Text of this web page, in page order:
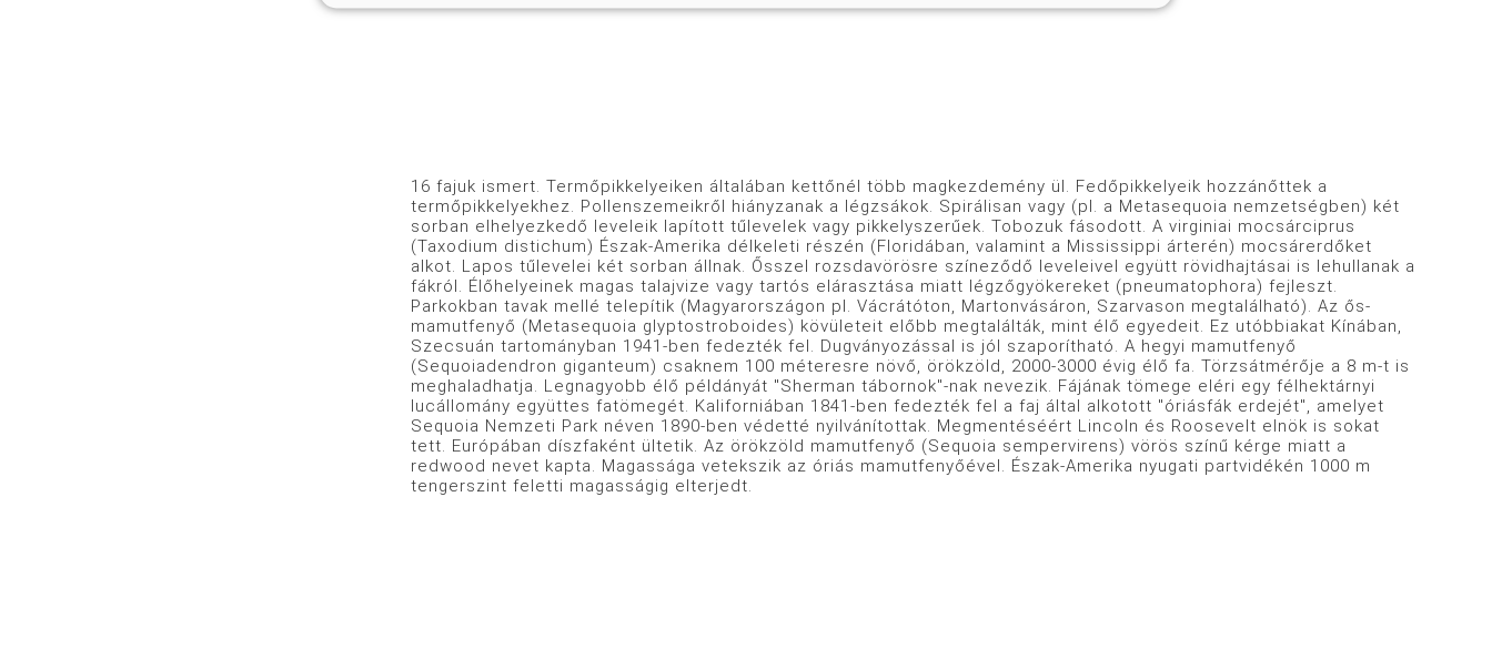
16 fajuk ismert. Termőpikkelyeiken általában kettőnél több magkezdemény ül. Fedőpikkelyeik hozzánőttek a
termőpikkelyekhez. Pollenszemeikről hiányzanak a légzsákok. Spirálisan vagy (pl. a Metasequoia nemzetségben) két
sorban elhelyezkedő leveleik lapított tűlevelek vagy pikkelyszerűek. Tobozuk fásodott. A virginiai mocsárciprus
(Taxodium distichum) Észak-Amerika délkeleti részén (Floridában, valamint a Mississippi árterén) mocsárerdőket
alkot. Lapos tűlevelei két sorban állnak. Ősszel rozsdavörösre színeződő leveleivel együtt rövidhajtásai is lehullanak a
fákról. Élőhelyeinek magas talajvize vagy tartós elárasztása miatt légzőgyökereket (pneumatophora) fejleszt.
Parkokban tavak mellé telepítik (Magyarországon pl. Vácrátóton, Martonvásáron, Szarvason megtalálható). Az ős-
mamutfenyő (Metasequoia glyptostroboides) kövületeit előbb megtalálták, mint élő egyedeit. Ez utóbbiakat Kínában,
Szecsuán tartományban 1941-ben fedezték fel. Dugványozással is jól szaporítható. A hegyi mamutfenyő
(Sequoiadendron giganteum) csaknem 100 méteresre növő, örökzöld, 2000-3000 évig élő fa. Törzsátmérője a 8 m-t is
meghaladhatja. Legnagyobb élő példányát "Sherman tábornok"-nak nevezik. Fájának tömege eléri egy félhektárnyi
lucállomány együttes fatömegét. Kaliforniában 1841-ben fedezték fel a faj által alkotott "óriásfák erdejét", amelyet
Sequoia Nemzeti Park néven 1890-ben védetté nyilvánítottak. Megmentéséért Lincoln és Roosevelt elnök is sokat
tett. Európában díszfaként ültetik. Az örökzöld mamutfenyő (Sequoia sempervirens) vörös színű kérge miatt a
redwood nevet kapta. Magassága vetekszik az óriás mamutfenyőével. Észak-Amerika nyugati partvidékén 1000 m
tengerszint feletti magasságig elterjedt.